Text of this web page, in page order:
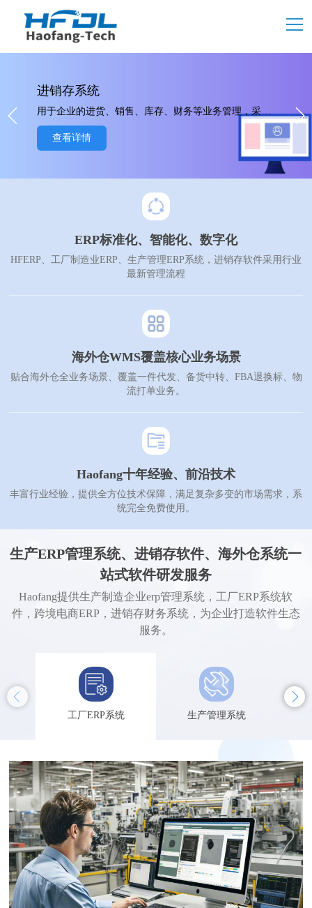
进销存系统
用于企业的进货、销售、库存、财务等业务管理，采用B/S+APP架构，无需安装，一键注册，即可免费使用。
查看详情
ERP标准化、智能化、数字化
HFERP、工厂制造业ERP、生产管理ERP系统，进销存软件采用行业
最新管理流程
海外仓WMS覆盖核心业务场景
贴合海外仓全业务场景、覆盖一件代发、备货中转、FBA退换标、物
流打单业务。
Haofang十年经验、前沿技术
丰富行业经验，提供全方位技术保障，满足复杂多变的市场需求，系
统完全免费使用。
生产ERP管理系统、进销存软件、海外仓系统一
站式软件研发服务
Haofang提供生产制造企业erp管理系统，工厂ERP系统软
件，跨境电商ERP，进销存财务系统，为企业打造软件生态
服务。
工厂ERP系统 生产管理系统